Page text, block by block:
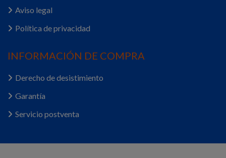
Aviso legal
Política de privacidad
INFORMACIÓN DE COMPRA
Derecho de desistimiento
Garantía
Servicio postventa